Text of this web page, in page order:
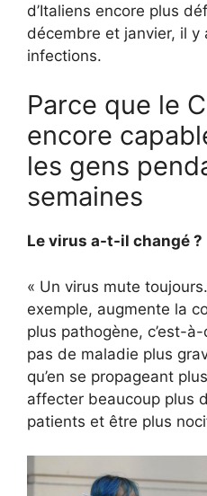
d’Italiens encore plus
décembre et janvier, il y
infections.
Parce que le
encore
les gens
semaines
Le virus a-t-il changé ?
« Un virus mute
exemple, augmente la
plus pathogène, c’est-
pas de maladie plus
qu’en se propageant
affecter beaucoup plus
patients et être plus